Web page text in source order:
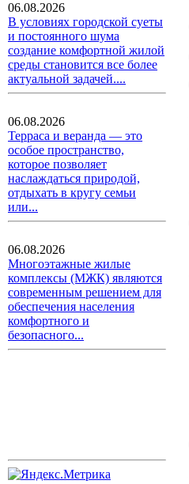
06.08.2026
В условиях городской суеты
и постоянного шума
создание комфортной жилой
среды становится все более
актуальной задачей....
06.08.2026
Терраса и веранда — это
особое пространство,
которое позволяет
наслаждаться природой,
отдыхать в кругу семьи
или...
06.08.2026
Многоэтажные жилые
комплексы (МЖК) являются
современным решением для
обеспечения населения
комфортного и
безопасного...